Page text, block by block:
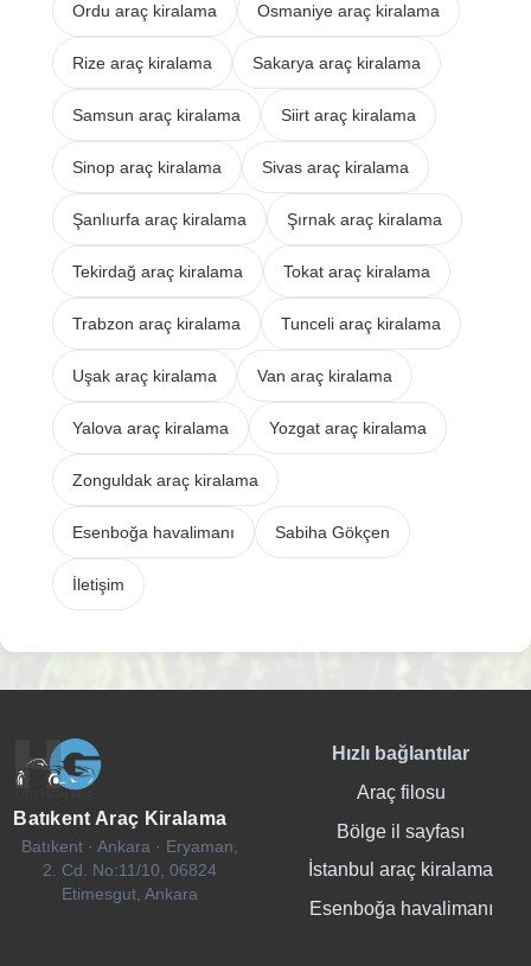
Ordu araç kiralama Osmaniye araç kiralama
Rize araç kiralama Sakarya araç kiralama
Samsun araç kiralama Siirt araç kiralama
Sinop araç kiralama Sivas araç kiralama
Şanlıurfa araç kiralama Şırnak araç kiralama
Tekirdağ araç kiralama Tokat araç kiralama
Trabzon araç kiralama Tunceli araç kiralama
Uşak araç kiralama Van araç kiralama
Yalova araç kiralama Yozgat araç kiralama
Zonguldak araç kiralama
Esenboğa havalimanı Sabiha Gökçen
İletişim
Batıkent Araç Kiralama
Batıkent · Ankara · Eryaman,
2. Cd. No:11/10, 06824
Etimesgut, Ankara
Hızlı bağlantılar
Araç filosu
Bölge il sayfası
İstanbul araç kiralama
Esenboğa havalimanı